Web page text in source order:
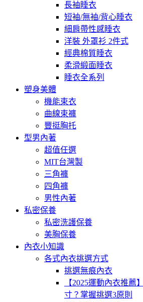
長袖睡衣
短袖/無袖/背心睡衣
細肩帶性感睡衣
洋裝 外罩衫 2件式
經典棉質睡衣
柔滑緞面睡衣
睡衣全系列
塑身美體
機能束衣
曲線束褲
豐挺胸托
型男內著
超值任選
MIT台灣製
三角褲
四角褲
男性內著
私密保養
私密洗護保養
美胸保養
內衣小知識
各式內衣挑選方式
挑選無痕內衣
【2025運動內衣推薦
寸？掌握挑選3原則